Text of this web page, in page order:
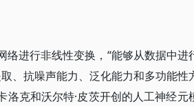
进行非线性变换，“能够从数据中进
、抗噪声能力、泛化能力和多功能性
克和沃尔特·皮茨开创的人工神经元